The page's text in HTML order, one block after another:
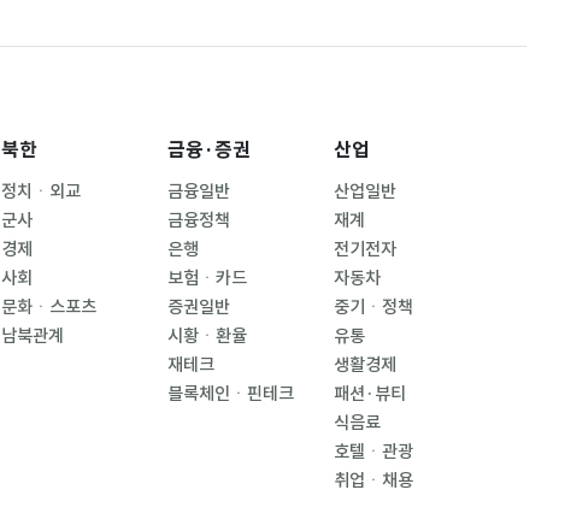
북한
정치ㆍ외교
군사
경제
사회
문화ㆍ스포츠
남북관계
금융·증권
금융일반
금융정책
은행
보험ㆍ카드
증권일반
시황ㆍ환율
재테크
블록체인ㆍ핀테크
산업
산업일반
재계
전기전자
자동차
중기ㆍ정책
유통
생활경제
패션·뷰티
식음료
호텔ㆍ관광
취업ㆍ채용